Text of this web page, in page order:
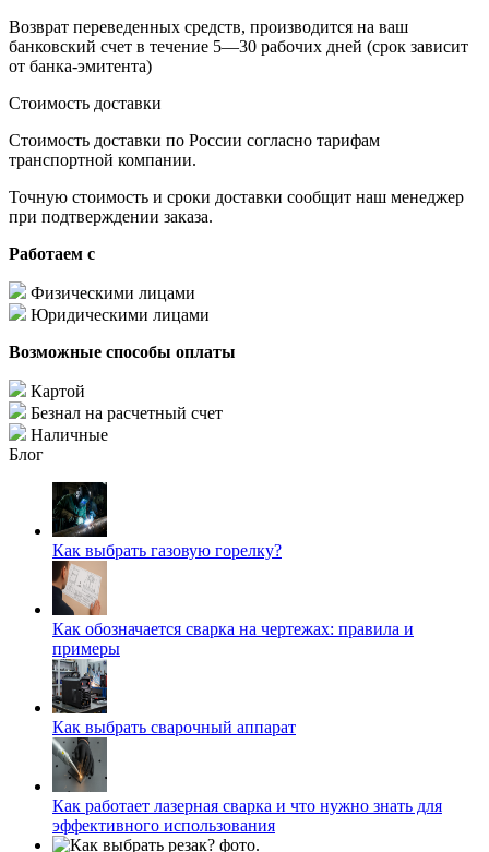
Возврат переведенных средств, производится на ваш
банковский счет в течение 5—30 рабочих дней (срок зависит
от банка-эмитента)
Стоимость доставки
Стоимость доставки по России согласно тарифам
транспортной компании.
Точную стоимость и сроки доставки сообщит наш менеджер
при подтверждении заказа.
Работаем с
Физическими лицами
Юридическими лицами
Возможные способы оплаты
Картой
Безнал на расчетный счет
Наличные
Блог
Как выбрать газовую горелку?
Как обозначается сварка на чертежах: правила и
примеры
Как выбрать сварочный аппарат
Как работает лазерная сварка и что нужно знать для
эффективного использования